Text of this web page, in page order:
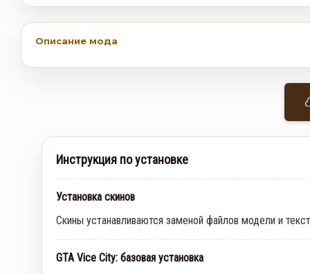
Описание мода
Инструкция по установке
Установка скинов
Скины устанавливаются заменой файлов модели и
GTA Vice City: базовая установка